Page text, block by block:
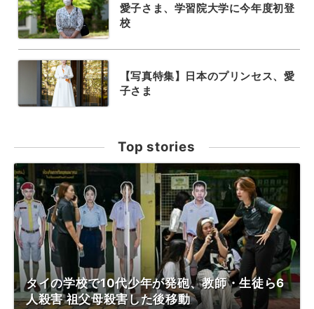
愛子さま、学習院大学に今年度初登
校
【写真特集】日本のプリンセス、愛
子さま
Top stories
タイの学校で10代少年が発砲、教師・生徒ら6
人殺害 祖父母殺害した後移動